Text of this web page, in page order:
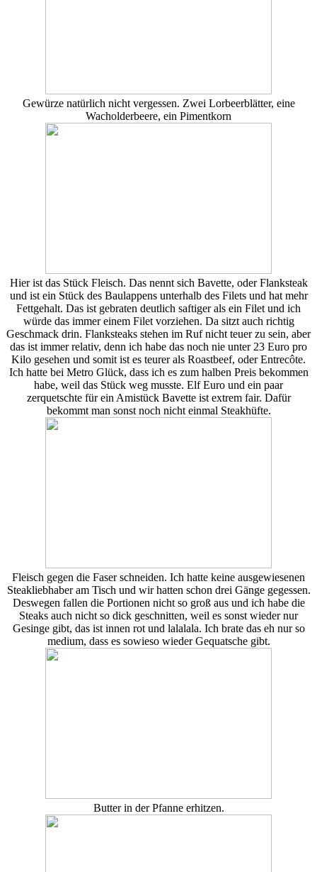
Gewürze natürlich nicht vergessen. Zwei Lorbeerblätter, eine
Wacholderbeere, ein Pimentkorn
Hier ist das Stück Fleisch. Das nennt sich Bavette, oder Flanksteak
und ist ein Stück des Baulappens unterhalb des Filets und hat mehr
Fettgehalt. Das ist gebraten deutlich saftiger als ein Filet und ich
würde das immer einem Filet vorziehen. Da sitzt auch richtig
Geschmack drin. Flanksteaks stehen im Ruf nicht teuer zu sein, aber
das ist immer relativ, denn ich habe das noch nie unter 23 Euro pro
Kilo gesehen und somit ist es teurer als Roastbeef, oder Entrecôte.
Ich hatte bei Metro Glück, dass ich es zum halben Preis bekommen
habe, weil das Stück weg musste. Elf Euro und ein paar
zerquetschte für ein Amistück Bavette ist extrem fair. Dafür
bekommt man sonst noch nicht einmal Steakhüfte.
Fleisch gegen die Faser schneiden. Ich hatte keine ausgewiesenen
Steakliebhaber am Tisch und wir hatten schon drei Gänge gegessen.
Deswegen fallen die Portionen nicht so groß aus und ich habe die
Steaks auch nicht so dick geschnitten, weil es sonst wieder nur
Gesinge gibt, das ist innen rot und lalalala. Ich brate das eh nur so
medium, dass es sowieso wieder Gequatsche gibt.
Butter in der Pfanne erhitzen.